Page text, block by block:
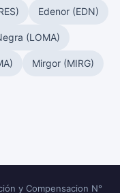
Edenor (EDN)
(LOMA)
Mirgor (MIRG)
y Compensacion N°